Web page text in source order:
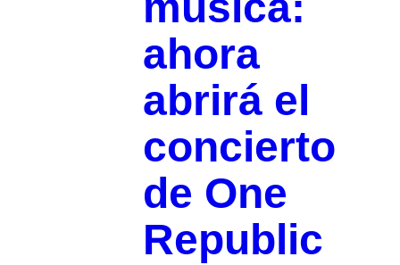
ahora
abrirá el
concierto
de One
Republic